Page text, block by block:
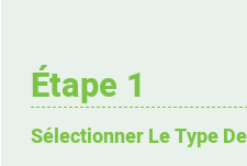
Étape 1
Sélectionner Le Type